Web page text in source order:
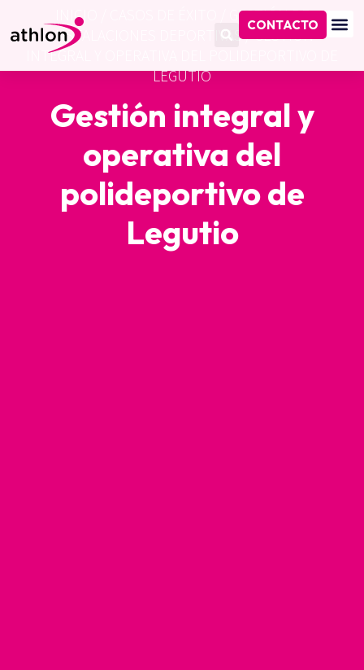
CONTACTO
INICIO
GESTIÓN DE
INSTALACIONES DEPORTIVAS/GESTIÓN
INTEGRAL Y OPERATIVA DEL POLIDEPORTIVO DE
LEGUTIO
Gestión integral y
operativa del
polideportivo de
Legutio